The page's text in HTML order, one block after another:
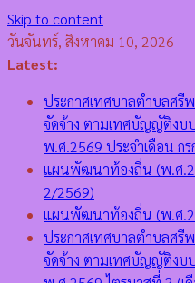
Skip to content
วันจันทร์, สิงหาคม 10, 2026
Latest:
ประกาศเทศบาลตำบลศรี
จัดจ้าง ตามเทศบัญญัติงบ
พ.ศ.2569 ประจำเดือน ก
แผนพัฒนาท้องถิ่น (พ.ศ
2/2569)
แผนพัฒนาท้องถิ่น (พ.ศ
ประกาศเทศบาลตำบลศรี
จัดจ้าง ตามเทศบัญญัติงบ